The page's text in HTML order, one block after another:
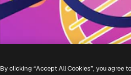
By clicking “Accept All Cookies”, you agree